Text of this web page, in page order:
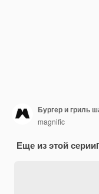
Бургер и гриль
magnific
Еще из этой серии